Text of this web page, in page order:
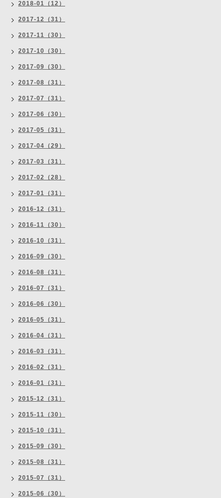
2018-01（12）
2017-12（31）
2017-11（30）
2017-10（30）
2017-09（30）
2017-08（31）
2017-07（31）
2017-06（30）
2017-05（31）
2017-04（29）
2017-03（31）
2017-02（28）
2017-01（31）
2016-12（31）
2016-11（30）
2016-10（31）
2016-09（30）
2016-08（31）
2016-07（31）
2016-06（30）
2016-05（31）
2016-04（31）
2016-03（31）
2016-02（31）
2016-01（31）
2015-12（31）
2015-11（30）
2015-10（31）
2015-09（30）
2015-08（31）
2015-07（31）
2015-06（30）